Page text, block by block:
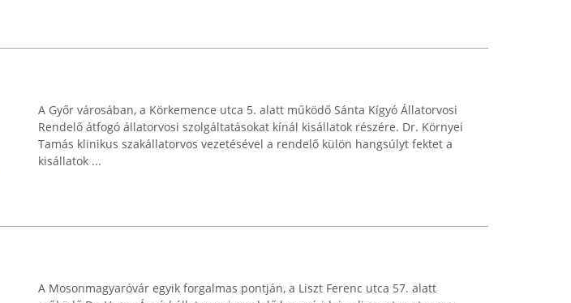
A Győr városában, a Körkemence utca 5. alatt működő Sánta Kígyó Állatorvosi
Rendelő átfogó állatorvosi szolgáltatásokat kínál kisállatok részére. Dr. Környei
Tamás klinikus szakállatorvos vezetésével a rendelő külön hangsúlyt fektet a
kisállatok ...
A Mosonmagyaróvár egyik forgalmas pontján, a Liszt Ferenc utca 57. alatt